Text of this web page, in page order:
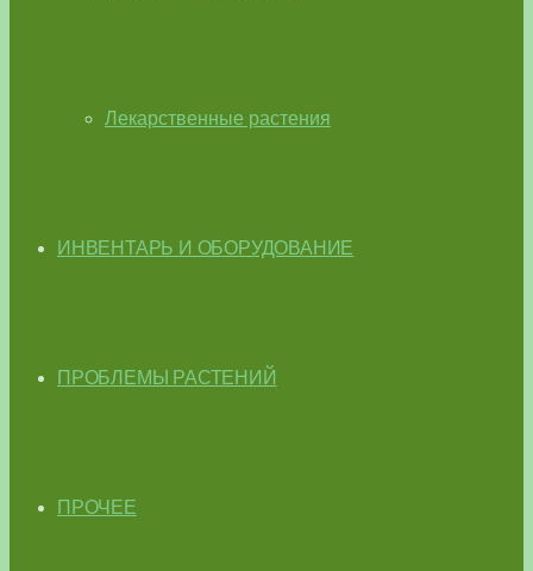
Лекарственные растения
ИНВЕНТАРЬ И ОБОРУДОВАНИЕ
ПРОБЛЕМЫ РАСТЕНИЙ
ПРОЧЕЕ